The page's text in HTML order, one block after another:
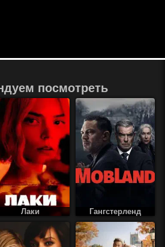
посмотреть
Лаки Гангстерленд